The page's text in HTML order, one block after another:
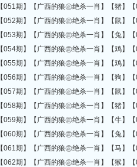
【051期】【广西的狼㊣绝杀一肖】【猪】
【052期】【广西的狼㊣绝杀一肖】【鼠】
【053期】【广西的狼㊣绝杀一肖】【兔】
【054期】【广西的狼㊣绝杀一肖】【鸡】
【055期】【广西的狼㊣绝杀一肖】【鸡】
【056期】【广西的狼㊣绝杀一肖】【狗】
【057期】【广西的狼㊣绝杀一肖】【鼠】
【058期】【广西的狼㊣绝杀一肖】【猪】
【059期】【广西的狼㊣绝杀一肖】【牛】
【060期】【广西的狼㊣绝杀一肖】【兔】
【061期】【广西的狼㊣绝杀一肖】【马】
【062期】【广西的狼㊣绝杀一肖】【猴】